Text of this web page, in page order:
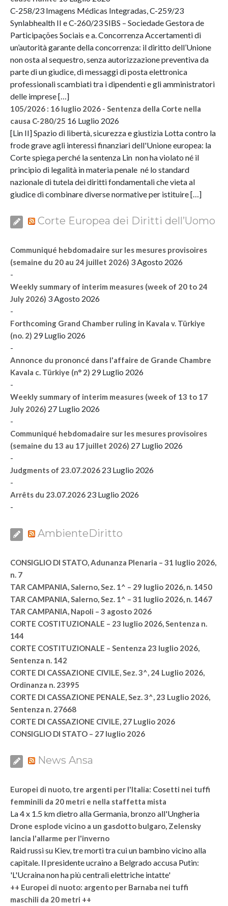
C-258/23 Imagens Médicas Integradas, C-259/23
Synlabhealth II e C-260/23 SIBS – Sociedade Gestora de
Participações Sociais e a. Concorrenza Accertamenti di
un’autorità garante della concorrenza: il diritto dell’Unione
non osta al sequestro, senza autorizzazione preventiva da
parte di un giudice, di messaggi di posta elettronica
professionali scambiati tra i dipendenti e gli amministratori
delle imprese […]
105/2026 : 16 luglio 2026 - Sentenza della Corte nella
causa C-280/25 16 Luglio 2026
[Lin II] Spazio di libertà, sicurezza e giustizia Lotta contro la
frode grave agli interessi finanziari dell'Unione europea: la
Corte spiega perché la sentenza Lin non ha violato né il
principio di legalità in materia penale né lo standard
nazionale di tutela dei diritti fondamentali che vieta al
giudice di combinare diverse normative per istituire […]
Corte Europea dei Diritti dell’Uomo
Communiqué hebdomadaire sur les mesures provisoires
(semaine du 20 au 24 juillet 2026) 3 Agosto 2026
-
Weekly summary of interim measures (week of 20 to 24
July 2026) 3 Agosto 2026
-
Forthcoming Grand Chamber ruling in Kavala v. Türkiye
(no. 2) 29 Luglio 2026
-
Annonce du prononcé dans l'affaire de Grande Chambre
Kavala c. Türkiye (n° 2) 29 Luglio 2026
-
Weekly summary of interim measures (week of 13 to 17
July 2026) 27 Luglio 2026
-
Communiqué hebdomadaire sur les mesures provisoires
(semaine du 13 au 17 juillet 2026) 27 Luglio 2026
-
Judgments of 23.07.2026 23 Luglio 2026
-
Arrêts du 23.07.2026 23 Luglio 2026
-
AmbienteDiritto
CONSIGLIO DI STATO, Adunanza Plenaria – 31 luglio 2026,
n. 7
TAR CAMPANIA, Salerno, Sez. 1^ – 29 luglio 2026, n. 1450
TAR CAMPANIA, Salerno, Sez. 1^ – 31 luglio 2026, n. 1467
TAR CAMPANIA, Napoli – 3 agosto 2026
CORTE COSTITUZIONALE – 23 luglio 2026, Sentenza n.
144
CORTE COSTITUZIONALE – Sentenza 23 luglio 2026,
Sentenza n. 142
CORTE DI CASSAZIONE CIVILE, Sez. 3^, 24 Luglio 2026,
Ordinanza n. 23995
CORTE DI CASSAZIONE PENALE, Sez. 3^, 23 Luglio 2026,
Sentenza n. 27668
CORTE DI CASSAZIONE CIVILE, 27 Luglio 2026
CONSIGLIO DI STATO – 27 luglio 2026
News Ansa
Europei di nuoto, tre argenti per l'Italia: Cosetti nei tuffi
femminili da 20 metri e nella staffetta mista
La 4 x 1.5 km dietro alla Germania, bronzo all'Ungheria
Drone esplode vicino a un gasdotto bulgaro, Zelensky
lancia l'allarme per l'inverno
Raid russi su Kiev, tre morti tra cui un bambino vicino alla
capitale. Il presidente ucraino a Belgrado accusa Putin:
'L'Ucraina non ha più centrali elettriche intatte'
++ Europei di nuoto: argento per Barnaba nei tuffi
maschili da 20 metri ++